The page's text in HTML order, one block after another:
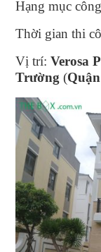
Hạng mục
Thời gian thi
Vị trí:Verosa
Trường(